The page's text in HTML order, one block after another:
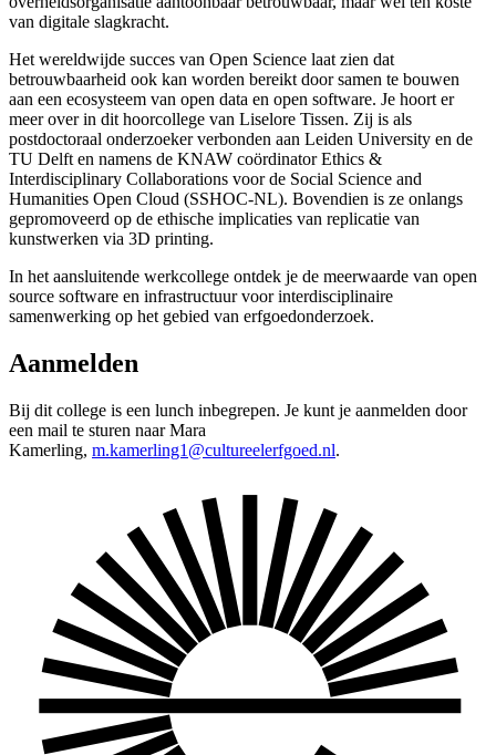
van digitale slagkracht.
Het wereldwijde succes van Open Science laat zien dat
betrouwbaarheid ook kan worden bereikt door samen te bouwen
aan een ecosysteem van open data en open software. Je hoort er
meer over in dit hoorcollege van Liselore Tissen. Zij is als
postdoctoraal onderzoeker verbonden aan Leiden University en de
TU Delft en namens de KNAW coördinator Ethics &
Interdisciplinary Collaborations voor de Social Science and
Humanities Open Cloud (SSHOC-NL). Bovendien is ze onlangs
gepromoveerd op de ethische implicaties van replicatie van
kunstwerken via 3D printing.
In het aansluitende werkcollege ontdek je de meerwaarde van open
source software en infrastructuur voor interdisciplinaire
samenwerking op het gebied van erfgoedonderzoek.
Aanmelden
Bij dit college is een lunch inbegrepen. Je kunt je aanmelden door
een mail te sturen naar Mara
Kamerling, m.kamerling1@cultureelerfgoed.nl.